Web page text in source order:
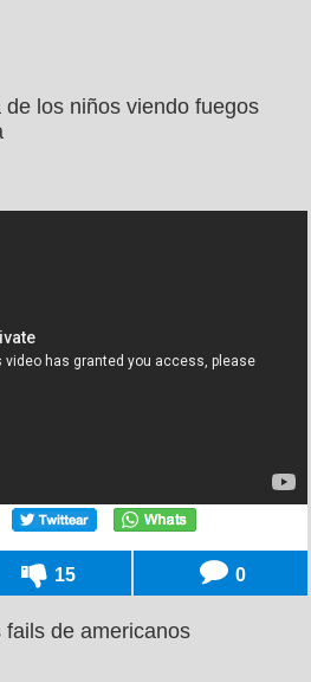
los niños viendo fuegos
15 0
de americanos